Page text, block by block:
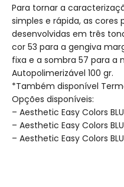
Para tornar a
simples e rápida, as
desenvolvidas em três
cor 53 para a gengiva
fixa e a sombra 57 para a
Autopolimerizável 100 gr.
*Também disponível
Opções disponíveis:
– Aesthetic Easy Colors
– Aesthetic Easy Colors
– Aesthetic Easy Colors